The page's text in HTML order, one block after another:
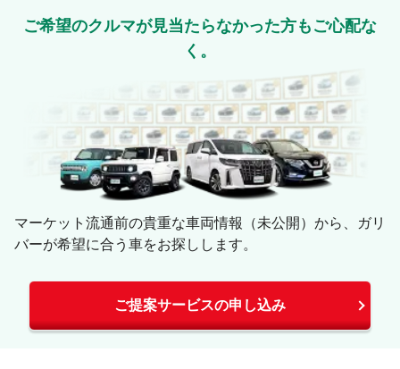
ご希望のクルマが見当たらなかった方もご心配な
く。
マーケット流通前の貴重な車両情報（未公開）から、ガリ
バーが希望に合う車をお探しします。
ご提案サービスの申し込み